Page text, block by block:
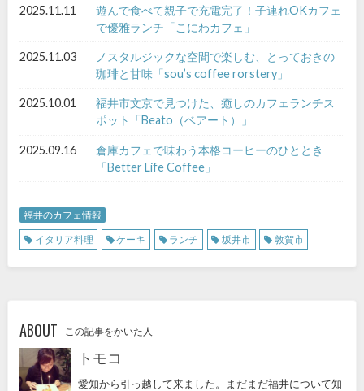
2025.11.11
遊んで食べて親子で充電完了！子連れOKカフェ
で優雅ランチ「こにわカフェ」
2025.11.03
ノスタルジックな空間で楽しむ、とっておきの
珈琲と甘味「sou’s coffee rorstery」
2025.10.01
福井市文京で見つけた、癒しのカフェランチス
ポット「Beato（ベアート）」
2025.09.16
倉庫カフェで味わう本格コーヒーのひととき
「Better Life Coffee」
福井のカフェ情報
イタリア料理
ケーキ ランチ 坂井市 敦賀市
ABOUT この記事をかいた人
トモコ
愛知から引っ越して来ました。まだまだ福井について知